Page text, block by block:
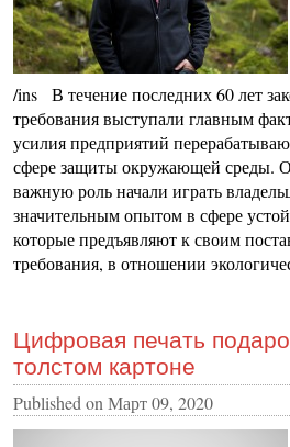
/ins В течение последних 60 лет
требования выступали главным
усилия предприятий
сфере защиты окружающей среды.
важную роль начали играть
значительным опытом в сфере
которые предъявляют к своим
требования, в отношении
Цифровая печать
толстом картоне
Published on Март 09, 2020